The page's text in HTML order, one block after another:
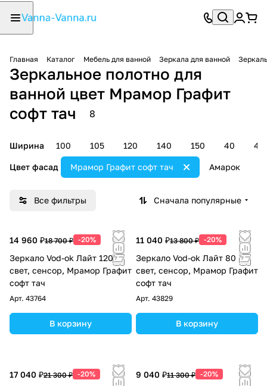
Главная Каталог Мебель для ванной Зеркала для ванной
Зеркальное полотно для
ванной цвет Мрамор Графит
софт тач
8
Ширина 100 105 120 140 150 40 45
Цвет фасад Амарок
Мрамор Графит софт тач
Все фильтры Сначала популярные
14 960 ₽18 700 ₽ -20%
Зеркало Vod-ok Лайт 120
свет, сенсор, Мрамор Графит
софт тач
Арт. 43764
В корзину
11 040 ₽13 800 ₽ -20%
Зеркало Vod-ok Лайт 80
свет, сенсор, Мрамор Графит
софт тач
Арт. 43829
В корзину
17 040 ₽21 300 ₽ -20% 9 040 ₽11 300 ₽ -20%